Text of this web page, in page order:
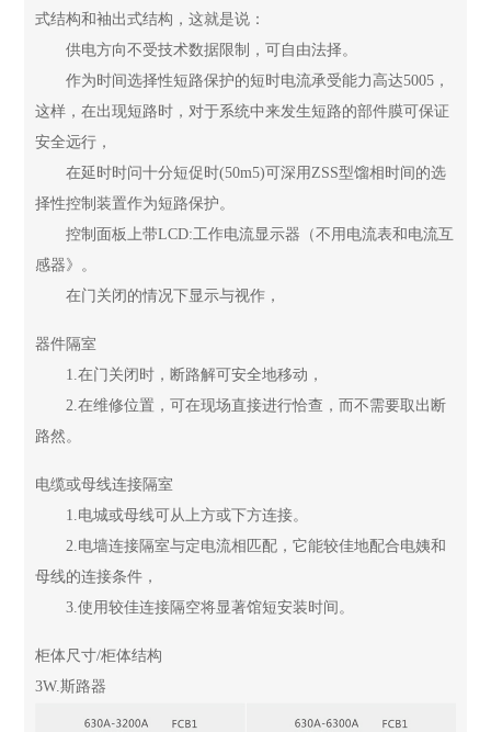
式结构和袖出式结构，这就是说：
供电方向不受技术数据限制，可自由法择。
作为时间选择性短路保护的短时电流承受能力高达5005，
这样，在出现短路时，对于系统中来发生短路的部件膜可保证
安全远行，
在延时时问十分短促时(50m5)可深用ZSS型馏相时间的选
择性控制装置作为短路保护。
控制面板上带LCD:工作电流显示器（不用电流表和电流互
感器》。
在门关闭的情况下显示与视作，
器件隔室
1.在门关闭时，断路解可安全地移动，
2.在维修位置，可在现场直接进行恰查，而不需要取出断
路然。
电缆或母线连接隔室
1.电城或母线可从上方或下方连接。
2.电墙连接隔室与定电流相匹配，它能较佳地配合电姨和
母线的连接条件，
3.使用较佳连接隔空将显著馆短安装时间。
柜体尺寸/柜体结构
3W.斯路器